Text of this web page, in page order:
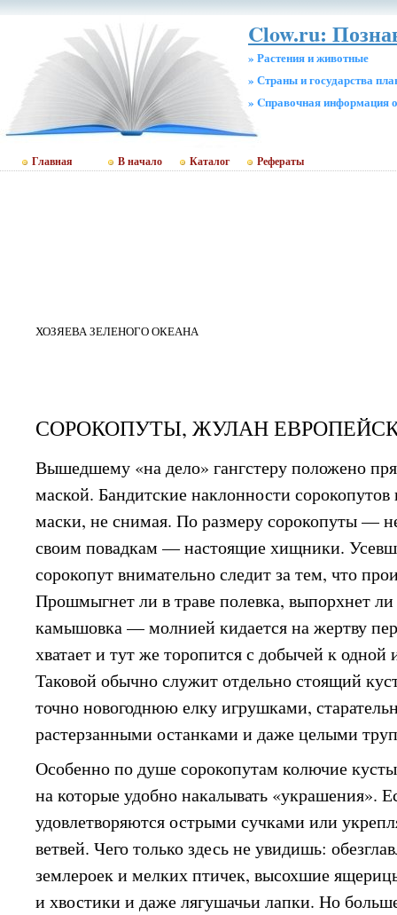
Clow.ru:
» Растения и животные
» Страны и государства
» Cправочная информация
Главная В начало Каталог Рефераты
ХОЗЯЕВА ЗЕЛЕНОГО ОКЕАНА
СОРОКОПУТЫ, ЖУЛАН
Вышедшему «на дело» гангстеру положено
маской. Бандитские наклонности
маски, не снимая. По размеру сорокопуты —
своим повадкам — настоящие хищники.
сорокопут внимательно следит за тем, что
Прошмыгнет ли в траве полевка, выпорхнет ли
камышовка — молнией кидается на жертву
хватает и тут же торопится с добычей к одной
Таковой обычно служит отдельно стоящий
точно новогоднюю елку игрушками,
растерзанными останками и даже целыми
Особенно по душе сорокопутам колючие
на которые удобно накалывать «украшения».
удовлетворяются острыми сучками или
ветвей. Чего только здесь не увидишь:
землероек и мелких птичек, высохшие
и хвостики и даже лягушачьи лапки. Но